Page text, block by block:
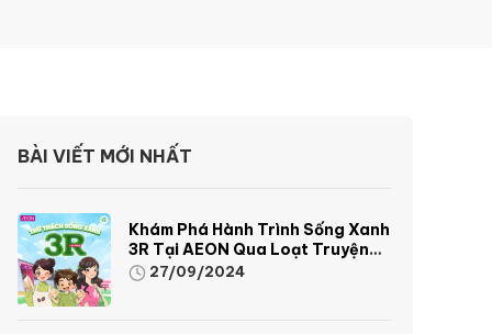
BÀI VIẾT MỚI NHẤT
Khám Phá Hành Trình Sống Xanh
3R Tại AEON Qua Loạt Truyện
Tranh Sinh Động Và Thú Vị
27/09/2024